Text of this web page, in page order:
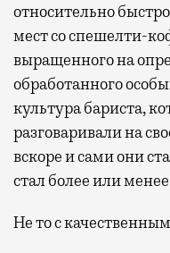
относительно
мест со спешелти-
выращенного на
обработанного
культура бариста,
разговаривали на
вскоре и сами они
стал более или
Не то с